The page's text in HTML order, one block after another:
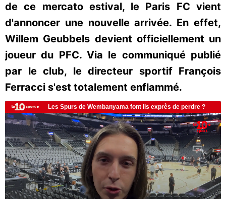
de ce mercato estival, le Paris FC vient
d'annoncer une nouvelle arrivée. En effet,
Willem Geubbels devient officiellement un
joueur du PFC. Via le communiqué publié
par le club, le directeur sportif François
Ferracci s'est totalement enflammé.